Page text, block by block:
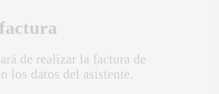
de realizar la factura de
los datos del asistente.